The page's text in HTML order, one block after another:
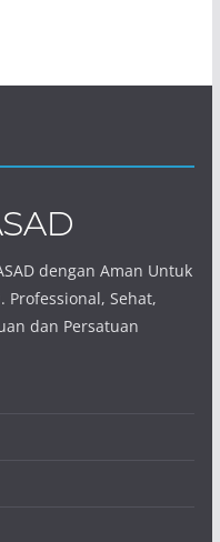
dengan Aman Untuk
Professional, Sehat,
dan Persatuan